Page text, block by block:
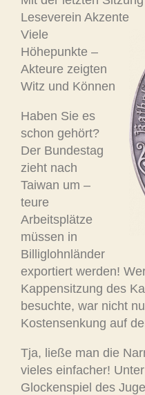
Leseverein Akzente
Viele
Höhepunkte –
Akteure zeigten
Witz und Können
Haben Sie es
schon gehört?
Der Bundestag
zieht nach
Taiwan um –
teure
Arbeitsplätze
müssen in
Billiglohnländer
exportiert werden!
Kappensitzung des
besuchte, war nicht
Kostensenkung auf
Tja, ließe man die
vieles einfacher!
Glockenspiel des